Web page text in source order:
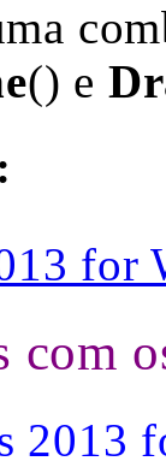
() e
for
com
2013